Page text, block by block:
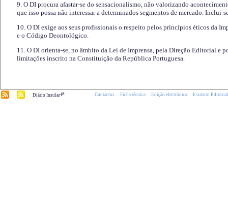
9. O DI procura afastar-se do sensacionalismo, não valorizando
que isso possa não interessar a determinados segmentos de mercado.
10. O DI exige aos seus profissionais o respeito pelos princípios éticos da
e o Código Deontológico.
11. O DI orienta-se, no âmbito da Lei de Imprensa, pela Direção Editorial e
limitações inscrito na Constituição da República Portuguesa.
Diário Insular.pt Contactos Ficha técnica Edição electrónica Estatuto Editorial